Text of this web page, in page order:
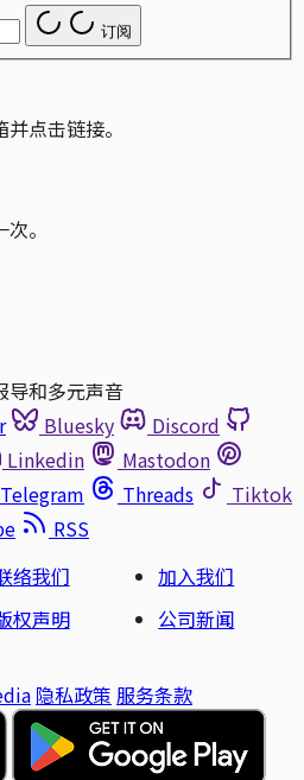
订阅
点击链接。
。
导和多元声音
Bluesky
Discord
Linkedin
Mastodon
Telegram Threads
Tiktok
RSS
络我们
加入我们
权声明
公司新闻
隐私政策 服务条款